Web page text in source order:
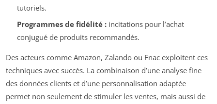
tutoriels.
Programmes de fidélité :incitations pour l’achat
conjugué de produits recommandés.
Des acteurs comme Amazon, Zalando ou Fnac exploitent ces
techniques avec succès. La combinaison d’une analyse fine
des données clients et d’une personnalisation adaptée
permet non seulement de stimuler les ventes, mais aussi de